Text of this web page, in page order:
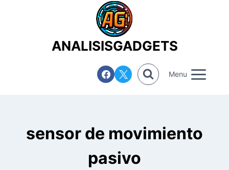
ANALISISGADGETS
Menu
sensor de movimiento
pasivo